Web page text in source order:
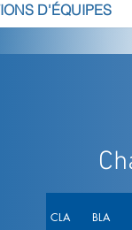
D'ÉQUIPES
CLA BLA